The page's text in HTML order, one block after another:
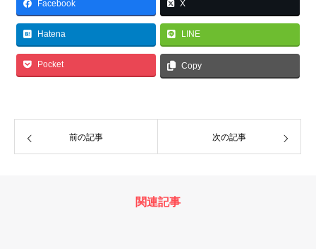
Facebook X
Hatena LINE
Pocket Copy
前の記事 次の記事
関連記事